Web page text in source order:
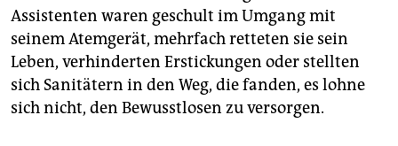
Assistenten waren geschult im Umgang mit
seinem Atemgerät, mehrfach retteten sie sein
Leben, verhinderten Erstickungen oder stellten
sich Sanitätern in den Weg, die fanden, es lohne
sich nicht, den Bewusstlosen zu versorgen.